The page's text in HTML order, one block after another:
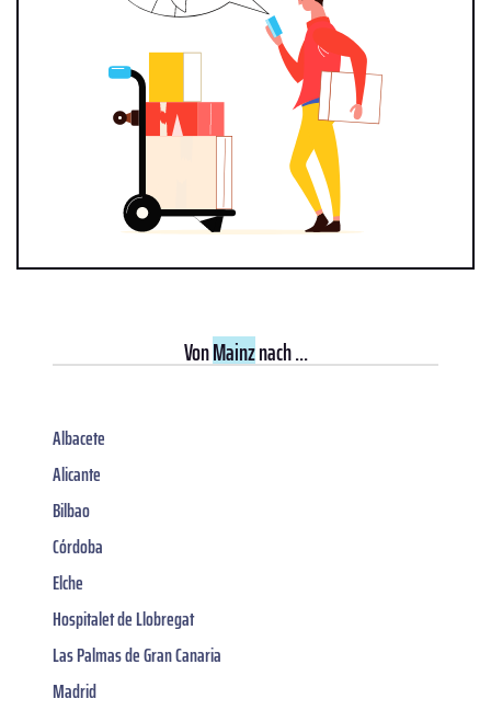
VonMainznach ...
Albacete
Alicante
Bilbao
Córdoba
Elche
Hospitalet de Llobregat
Las Palmas de Gran Canaria
Madrid